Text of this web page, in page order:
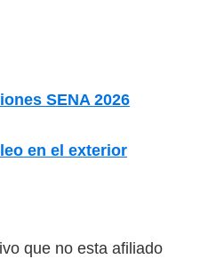
SENA 2026
en el exterior
que no esta afiliado